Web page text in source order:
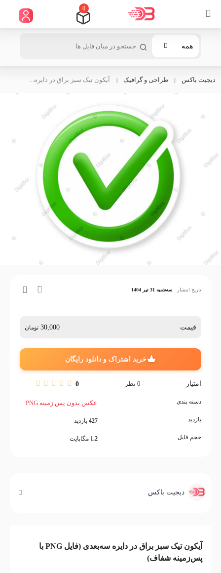
0
همه
دیجیت باکس طراحی و گرافیک آیکون تیک سبز براق در دایره...
تاریخ انتشار سه‌شنبه 31 تیر 1404
قیمت 30,000 تومان
خرید اشتراک و دانلود رایگان
امتیاز 0 نظر 0
دسته بندی
بازدید
حجم فایل
عکس بدون پس زمینه PNG
427 بازدید
1.2 مگابایت
دیجیت باکس
آیکون تیک سبز براق در دایره سه‌بعدی (فایل PNG با
پس‌زمینه شفاف)